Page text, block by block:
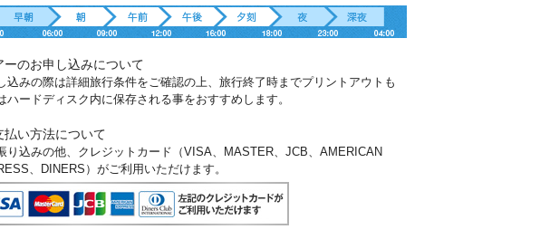
ーのお申し込みについて
込みの際は詳細旅行条件をご確認の上、旅行終了時までプリントアウトも
ハードディスク内に保存される事をおすすめします。
払い方法について
り込みの他、クレジットカード（VISA、MASTER、JCB、AMERICAN
、DINERS）がご利用いただけます。